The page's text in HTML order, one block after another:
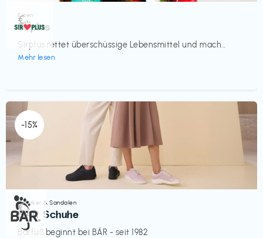
Essen
Sirplus
Sirplus rettet überschüssige Lebensmittel und mach...
Mehr lesen
€‎
-15%
Sneaker & Sandalen
BÄR Schuhe
Barfuß beginnt bei BÄR - seit 1982
€‎